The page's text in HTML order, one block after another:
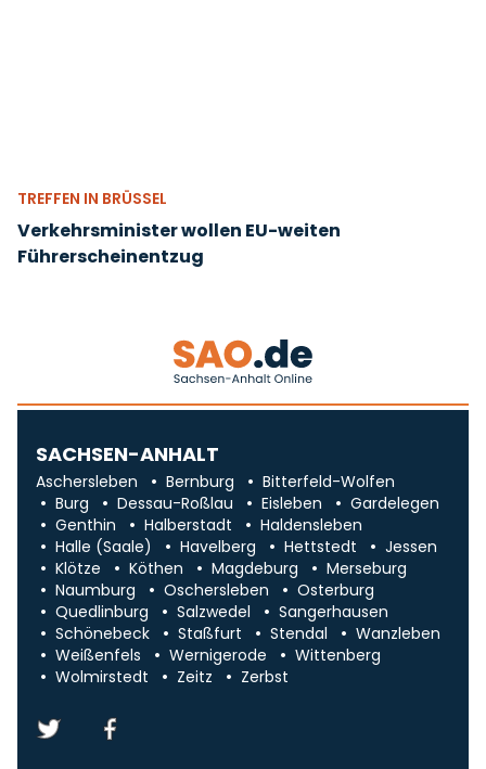
TREFFEN IN BRÜSSEL
Verkehrsminister wollen EU-weiten
Führerscheinentzug
SACHSEN-ANHALT
Aschersleben Bernburg
Bitterfeld-Wolfen
Burg
Dessau-Roßlau Eisleben
Gardelegen
Genthin
Halberstadt
Haldensleben
Halle (Saale)
Havelberg Hettstedt
Jessen
Klötze
Köthen Magdeburg
Merseburg
Naumburg
Oschersleben
Osterburg
Quedlinburg
Salzwedel
Sangerhausen
Schönebeck
Staßfurt Stendal
Wanzleben
Weißenfels
Wernigerode
Wittenberg
Wolmirstedt
Zeitz Zerbst